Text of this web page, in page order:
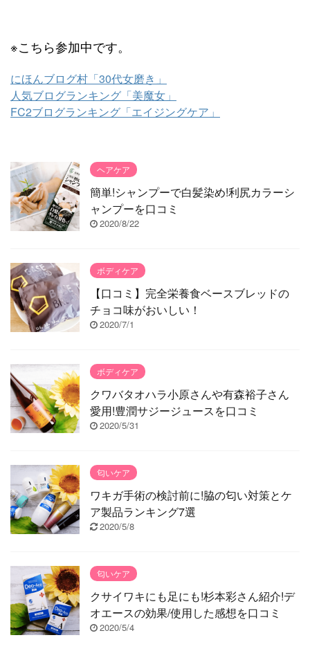
※こちら参加中です。
にほんブログ村「30代女磨き」
人気ブログランキング「美魔女」
FC2ブログランキング「エイジングケア」
ヘアケア
簡単!シャンプーで白髪染め!利尻カラーシ
ャンプーを口コミ
2020/8/22
ボディケア
【口コミ】完全栄養食ベースブレッドの
チョコ味がおいしい！
2020/7/1
ボディケア
クワバタオハラ小原さんや有森裕子さん
愛用!豊潤サジージュースを口コミ
2020/5/31
匂いケア
ワキガ手術の検討前に!脇の匂い対策とケ
ア製品ランキング7選
2020/5/8
匂いケア
クサイワキにも足にも!杉本彩さん紹介!デ
オエースの効果/使用した感想を口コミ
2020/5/4